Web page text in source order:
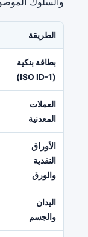
الطريقة
بطاقة بنكية
(ISO ID-1)
العملات
المعدنية
الأوراق
النقدية
والورق
اليدان
والجسم